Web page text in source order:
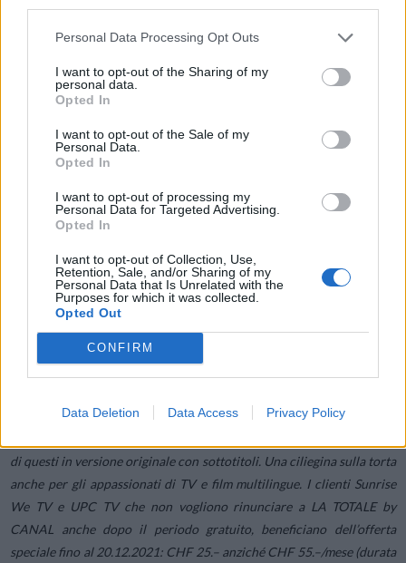
Personal Data Processing Opt Outs
I want to opt-out of the Sharing of my
personal data.
Opted In
I want to opt-out of the Sale of my
Personal Data.
Opted In
I want to opt-out of processing my
Personal Data for Targeted Advertising.
Opted In
I want to opt-out of Collection, Use,
Retention, Sale, and/or Sharing of my
Personal Data that Is Unrelated with the
Purposes for which it was collected.
Opted Out
CONFIRM
Data Deletion Data Access Privacy Policy
canali TV aggiuntivi (ovvero 45 in lingua francese e 20 in lingua
italiana) con ancora più intrattenimento per gli appassionati di TV di
MySports Pro: Home of Hockey gratuito fino
all’08.12.2021
Grazie al pacchetto
sportivi interessanti da subito e fino all’08.12.2021. Le partite in
diretta della National League e alcune partite in diretta della NHL, il
saranno così disponibili per tutti dal salotto di casa.
LA TOTALE by CANAL: massimo divertimento
televisivo in francese gratuito fino all’08.12.2021
Cinema e Canal+ Sport, sono disponibili gratuitamente in streaming
di questi in versione originale con sottotitoli. Una ciliegina sulla torta
anche per gli appassionati di TV e film multilingue. I clienti Sunrise
We TV e UPC TV che non vogliono rinunciare a LA TOTALE by
CANAL anche dopo il periodo gratuito, beneficiano dell’offerta
speciale fino al 20.12.2021: CHF 25.– anziché CHF 55.–/mese (durata